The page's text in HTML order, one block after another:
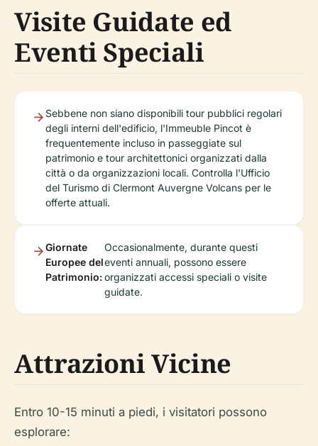
Visite Guidate ed
Eventi Speciali
Sebbene non siano disponibili tour pubblici regolari
degli interni dell'edificio, l'Immeuble Pincot è
frequentemente incluso in passeggiate sul
patrimonio e tour architettonici organizzati dalla
città o da organizzazioni locali. Controlla l'Ufficio
del Turismo di Clermont Auvergne Volcans per le
offerte attuali.
Giornate
Europee del
Patrimonio:
Occasionalmente, durante questi
eventi annuali, possono essere
organizzati accessi speciali o visite
guidate.
Attrazioni Vicine
Entro 10-15 minuti a piedi, i visitatori possono
esplorare: